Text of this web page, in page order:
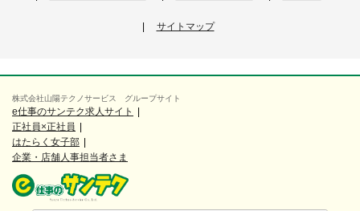
サイトマップ
株式会社山陽テクノサービス グループサイト
e仕事のサンテク求人サイト
正社員×正社員
はたらく女子部
企業・店舗人事担当者さま